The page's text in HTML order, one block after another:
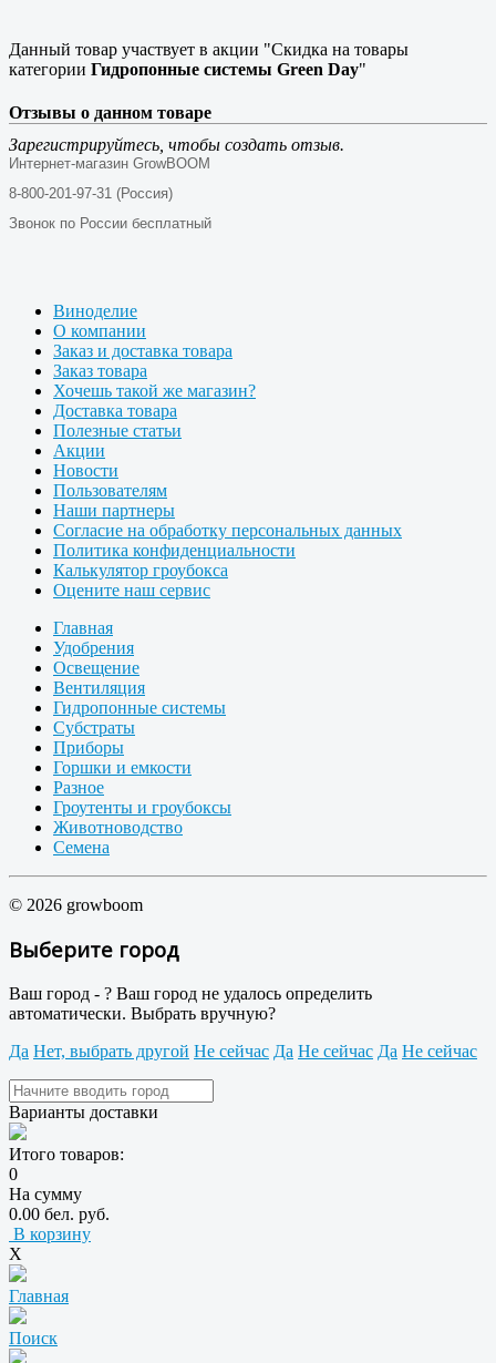
Данный товар участвует в акции "Скидка на товары
категории Гидропонные системы Green Day"
Отзывы о данном товаре
Зарегистрируйтесь, чтобы создать отзыв.
Интернет-магазин GrowBOOM
8-800-201-97-31 (Россия)
Звонок по России бесплатный
Виноделие
О компании
Заказ и доставка товара
Заказ товара
Хочешь такой же магазин?
Доставка товара
Полезные статьи
Акции
Новости
Пользователям
Наши партнеры
Согласие на обработку персональных данных
Политика конфиденциальности
Калькулятор гроубокса
Оцените наш сервис
Главная
Удобрения
Освещение
Вентиляция
Гидропонные системы
Субстраты
Приборы
Горшки и емкости
Разное
Гроутенты и гроубоксы
Животноводство
Семена
© 2026 growboom
Выберите город
Ваш город - ? Ваш город не удалось определить
автоматически. Выбрать вручную?
Да Нет, выбрать другой Не сейчас Да Не сейчас Да Не сейчас
Варианты доставки
Итого товаров:
0
На сумму
0.00 бел. руб.
В корзину
X
Главная
Поиск